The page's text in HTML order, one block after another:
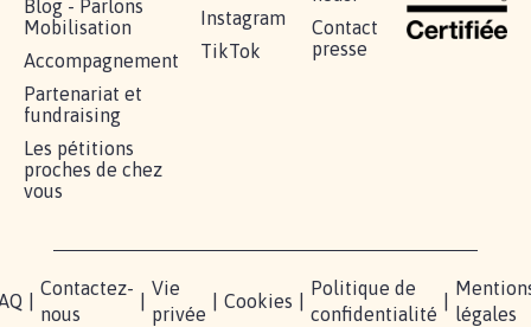
Blog - Parlons
Mobilisation
Accompagnement
Partenariat et
fundraising
Les pétitions
proches de chez
vous
Instagram
TikTok
Contact
presse
Contactez-
nous
Vie
privée
Cookies
Politique de
confidentialité
légales